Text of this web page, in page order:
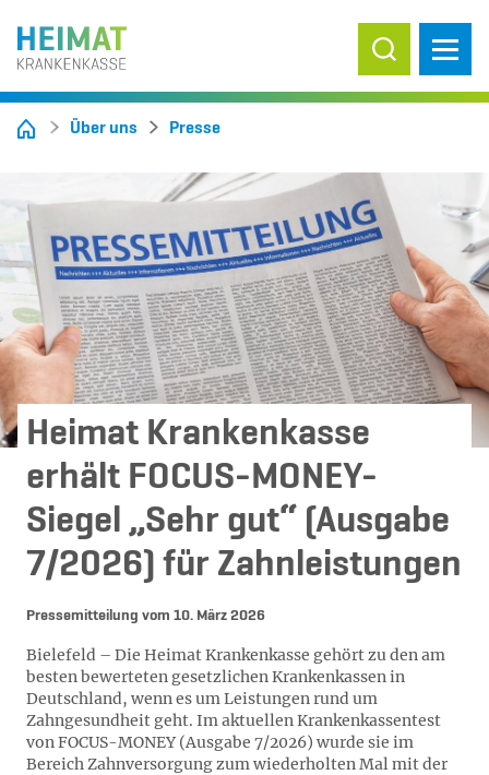
Suche ein-/
Über uns Presse
Heimat Krankenkasse
erhält FOCUS-MONEY-
Siegel „Sehr gut“ (Ausgabe
7/2026) für Zahnleistungen
Pressemitteilung vom 10. März 2026
Bielefeld – Die Heimat Krankenkasse gehört zu den am
besten bewerteten gesetzlichen Krankenkassen in
Deutschland, wenn es um Leistungen rund um
Zahngesundheit geht. Im aktuellen Krankenkassentest
von FOCUS-MONEY (Ausgabe 7/2026) wurde sie im
Bereich Zahnversorgung zum wiederholten Mal mit der